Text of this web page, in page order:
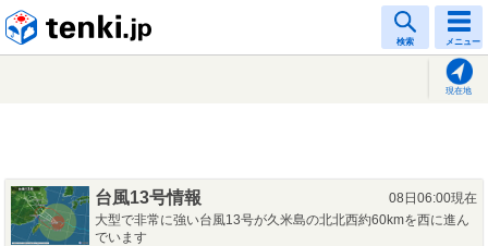
検索 メニュー
現在地
台風13号情報
08日06:00現在
大型で非常に強い台風13号が久米島の北北西約60kmを西に進ん
でいます